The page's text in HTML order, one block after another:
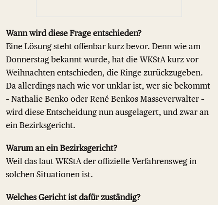
Wann wird diese Frage entschieden?
Eine Lösung steht offenbar kurz bevor. Denn wie am
Donnerstag bekannt wurde, hat die WKStA kurz vor
Weihnachten entschieden, die Ringe zurückzugeben.
Da allerdings nach wie vor unklar ist, wer sie bekommt
– Nathalie Benko oder René Benkos Masseverwalter –
wird diese Entscheidung nun ausgelagert, und zwar an
ein Bezirksgericht.
Warum an ein Bezirksgericht?
Weil das laut WKStA der offizielle Verfahrensweg in
solchen Situationen ist.
Welches Gericht ist dafür zuständig?